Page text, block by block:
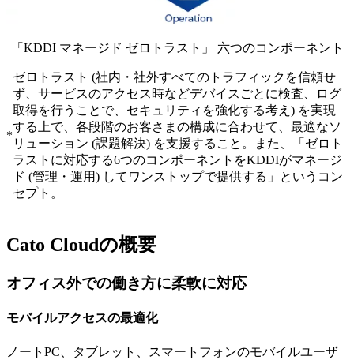
「KDDI マネージド ゼロトラスト」 六つのコンポーネント
*
ゼロトラスト (社内・社外すべてのトラフィックを信頼せ
ず、サービスのアクセス時などデバイスごとに検査、ログ
取得を行うことで、セキュリティを強化する考え) を実現
する上で、各段階のお客さまの構成に合わせて、最適なソ
リューション (課題解決) を支援すること。また、「ゼロト
ラストに対応する6つのコンポーネントをKDDIがマネージ
ド (管理・運用) してワンストップで提供する」というコン
セプト。
Cato Cloudの概要
オフィス外での働き方に柔軟に対応
モバイルアクセスの最適化
ノートPC、タブレット、スマートフォンのモバイルユーザ